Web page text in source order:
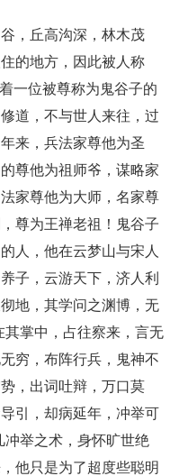
，丘高沟深，林木茂
的地方，因此被人称
一位被尊称为鬼谷子的
道，不与世人来往，过
来，兵法家尊他为圣
尊他为祖师爷，谋略家
家尊他为大师，名家尊
尊为王禅老祖！鬼谷子
人，他在云梦山与宋人
子，云游天下，济人利
地，其学问之渊博，无
其掌中，占往察来，言无
穷，布阵行兵，鬼神不
，出词吐辩，万口莫
引，却病延年，冲举可
冲举之术，身怀旷世绝
他只是为了超度些聪明